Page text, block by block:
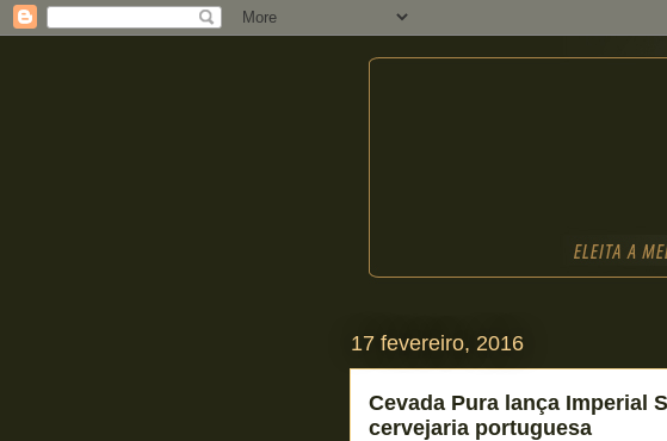
17 fevereiro, 2016
Cevada Pura lança Imperial
cervejaria portuguesa